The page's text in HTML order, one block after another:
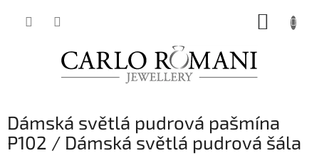
Dámská světlá pudrová pašmína
P102 / Dámská světlá pudrová šála